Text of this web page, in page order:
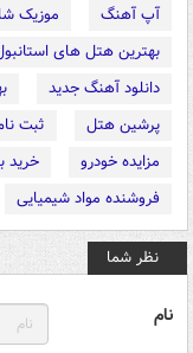
آپ آهنگ موزیک
بهترین هتل های
دانلود آهنگ جدید
پرشین هتل
ثبت
مزایده خودرو
خرید
فروشنده مواد شیمیایی
نظر شما
نام